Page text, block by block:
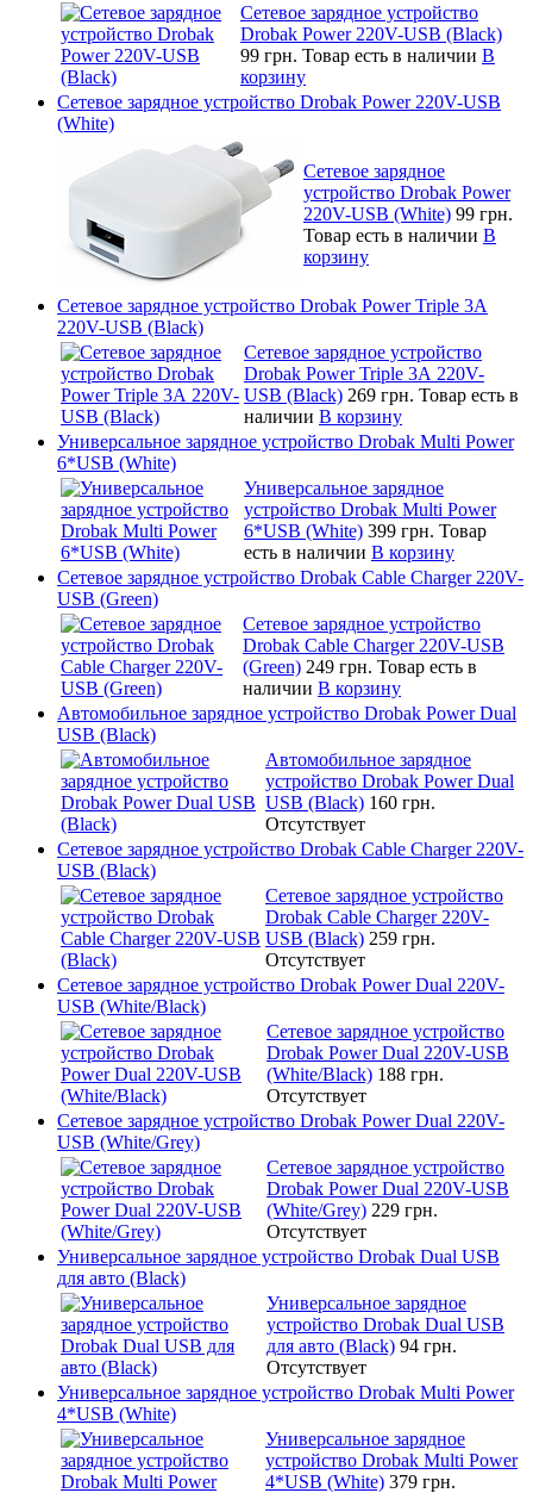
Сетевое зарядное устройство
Drobak Power 220V-USB (Black)
99 грн. Товар есть в наличии В
корзину
Сетевое зарядное устройство Drobak Power 220V-USB
(White)
Сетевое зарядное
устройство Drobak Power
220V-USB (White) 99 грн.
Товар есть в наличии В
корзину
Сетевое зарядное устройство Drobak Power Triple 3А
220V-USB (Black)
Сетевое зарядное устройство
Drobak Power Triple 3А 220V-
USB (Black) 269 грн. Товар есть в
наличии В корзину
Универсальное зарядное устройство Drobak Multi Power
6*USB (White)
Универсальное зарядное
устройство Drobak Multi Power
6*USB (White) 399 грн. Товар
есть в наличии В корзину
Сетевое зарядное устройство Drobak Cable Charger 220V-
USB (Green)
Сетевое зарядное устройство
Drobak Cable Charger 220V-USB
(Green) 249 грн. Товар есть в
наличии В корзину
Автомобильное зарядное устройство Drobak Power Dual
USB (Black)
Автомобильное зарядное
устройство Drobak Power Dual
USB (Black) 160 грн.
Отсутствует
Сетевое зарядное устройство Drobak Cable Charger 220V-
USB (Black)
Сетевое зарядное устройство
Drobak Cable Charger 220V-
USB (Black) 259 грн.
Отсутствует
Сетевое зарядное устройство Drobak Power Dual 220V-
USB (White/Black)
Сетевое зарядное устройство
Drobak Power Dual 220V-USB
(White/Black) 188 грн.
Отсутствует
Сетевое зарядное устройство Drobak Power Dual 220V-
USB (White/Grey)
Сетевое зарядное устройство
Drobak Power Dual 220V-USB
(White/Grey) 229 грн.
Отсутствует
Универсальное зарядное устройство Drobak Dual USB
для авто (Black)
Универсальное зарядное
устройство Drobak Dual USB
для авто (Black) 94 грн.
Отсутствует
Универсальное зарядное устройство Drobak Multi Power
4*USB (White)
Универсальное зарядное
устройство Drobak Multi Power
4*USB (White) 379 грн.